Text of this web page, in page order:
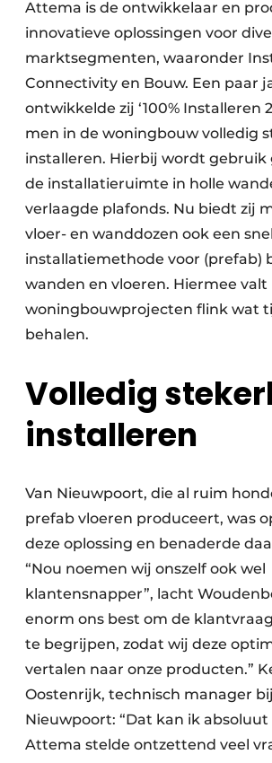
Attema is de ontwikkelaar en
innovatieve oplossingen voor
marktsegmenten, waaronder
Connectivity en Bouw. Een paar
ontwikkelde zij ‘100% Installeren
men in de woningbouw volledig
installeren. Hierbij wordt gebruik
de installatieruimte in holle
verlaagde plafonds. Nu biedt zij
vloer- en wanddozen ook een
installatiemethode voor (prefab)
wanden en vloeren. Hiermee
woningbouwprojecten flink wat
behalen.
Volledig
installeren
Van Nieuwpoort, die al ruim
prefab vloeren produceert, was
deze oplossing en benaderde
“Nou noemen wij onszelf ook wel
klantensnapper”, lacht
enorm ons best om de
te begrijpen, zodat wij deze
vertalen naar onze producten.”
Oostenrijk, technisch manager
Nieuwpoort: “Dat kan ik
Attema stelde ontzettend veel